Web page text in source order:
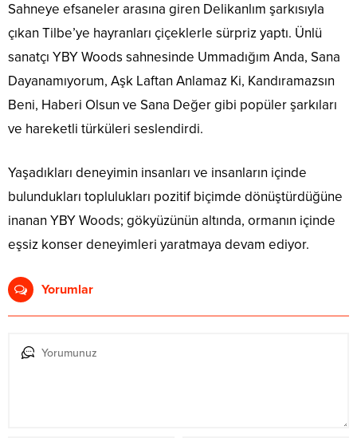
Sahneye efsaneler arasına giren Delikanlım şarkısıyla
çıkan Tilbe’ye hayranları çiçeklerle sürpriz yaptı. Ünlü
sanatçı YBY Woods sahnesinde Ummadığım Anda, Sana
Dayanamıyorum, Aşk Laftan Anlamaz Ki, Kandıramazsın
Beni, Haberi Olsun ve Sana Değer gibi popüler şarkıları
ve hareketli türküleri seslendirdi.
Yaşadıkları deneyimin insanları ve insanların içinde
bulundukları toplulukları pozitif biçimde dönüştürdüğüne
inanan YBY Woods; gökyüzünün altında, ormanın içinde
eşsiz konser deneyimleri yaratmaya devam ediyor.
Yorumlar